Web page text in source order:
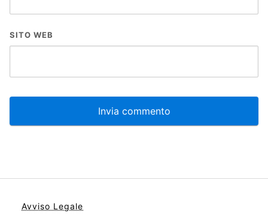
SITO WEB
Avviso Legale